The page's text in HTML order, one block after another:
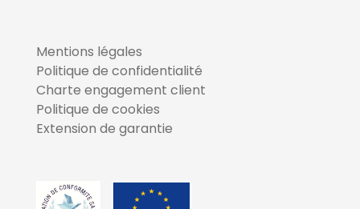
Mentions légales
Politique de confidentialité
Charte engagement client
Politique de cookies
Extension de garantie